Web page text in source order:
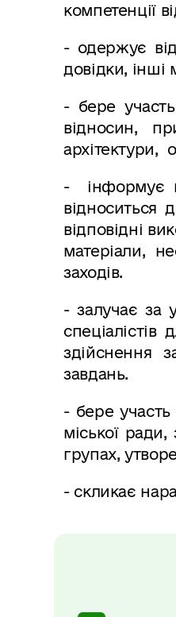
компетенції
- одержує від
довідки, інші
- бере
відносин,
архітектури,
- інформує
відноситься
відповідні
матеріали,
заходів.
- залучає за
здійснення
завдань.
- бере участь
міської ради,
групах,
- скликає